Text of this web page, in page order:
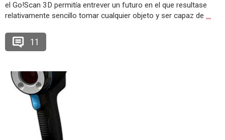
el Go!Scan 3D permitía entrever un futuro en el que resultase
relativamente sencillo tomar cualquier objeto y ser capaz de …
11